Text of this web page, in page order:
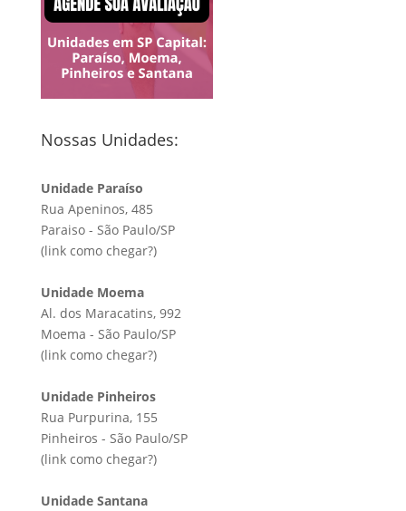
Nossas Unidades:
Unidade Paraíso
Rua Apeninos, 485
Paraiso - São Paulo/SP
(link como chegar?)
Unidade Moema
Al. dos Maracatins, 992
Moema - São Paulo/SP
(link como chegar?)
Unidade Pinheiros
Rua Purpurina, 155
Pinheiros - São Paulo/SP
(link como chegar?)
Unidade Santana